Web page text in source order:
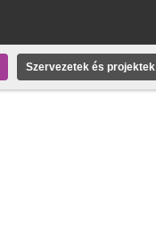
Szervezetek és projektek